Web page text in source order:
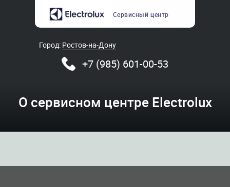
Сервисный центр
Город: Ростов-на-Дону
+7 (985) 601-00-53
О сервисном центре Electrolux